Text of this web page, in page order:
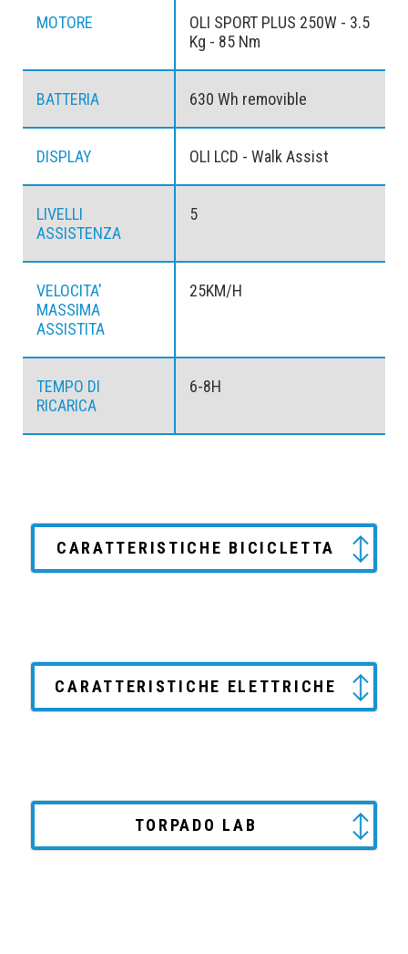
MOTORE
OLI SPORT PLUS 250W - 3.5
Kg - 85 Nm
BATTERIA 630 Wh removible
DISPLAY OLI LCD - Walk Assist
LIVELLI
ASSISTENZA
5
VELOCITA'
MASSIMA
ASSISTITA
25KM/H
TEMPO DI
RICARICA
6-8H
CARATTERISTICHE BICICLETTA
CARATTERISTICHE ELETTRICHE
TORPADO LAB